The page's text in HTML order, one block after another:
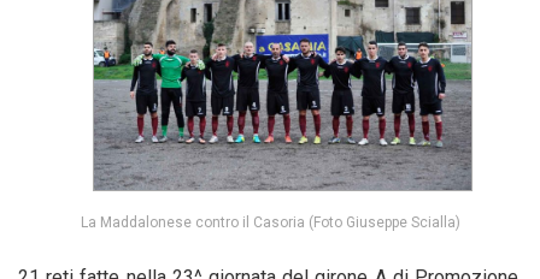
La Maddalonese contro il Casoria (Foto Giuseppe Scialla)